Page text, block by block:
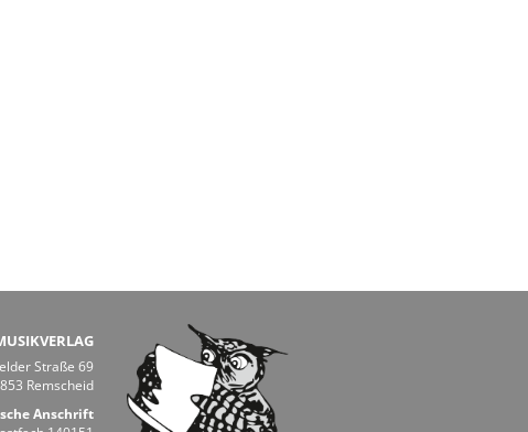
Straße 69
Remscheid
Anschrift